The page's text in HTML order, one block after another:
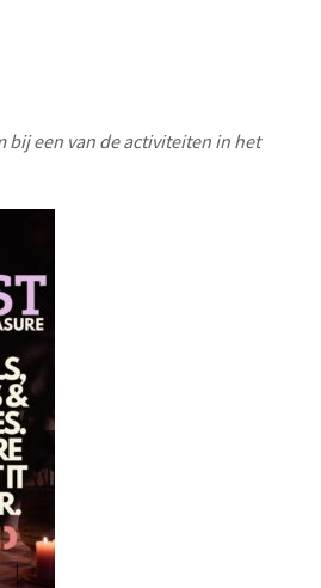
een van de activiteiten in het